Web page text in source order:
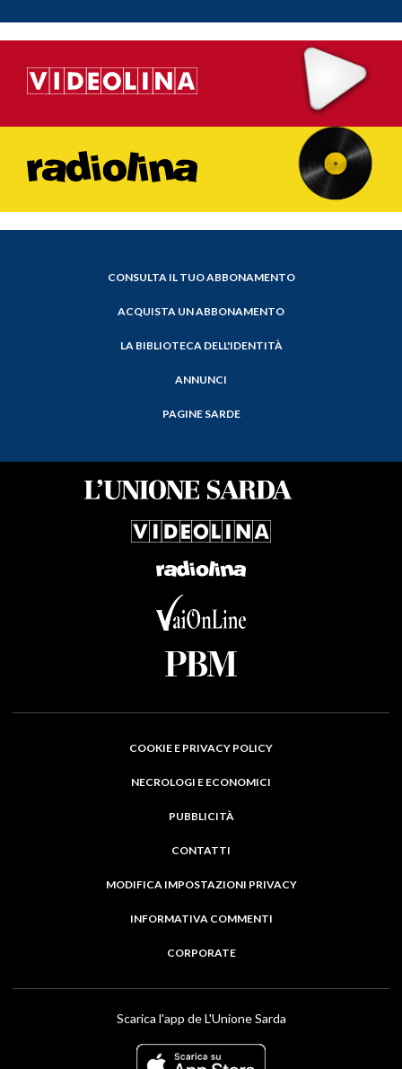
CONSULTA IL TUO ABBONAMENTO
ACQUISTA UN ABBONAMENTO
LA BIBLIOTECA DELL'IDENTITÀ
ANNUNCI
PAGINE SARDE
COOKIE E PRIVACY POLICY
NECROLOGI E ECONOMICI
PUBBLICITÀ
CONTATTI
MODIFICA IMPOSTAZIONI PRIVACY
INFORMATIVA COMMENTI
CORPORATE
Scarica l'app de L'Unione Sarda